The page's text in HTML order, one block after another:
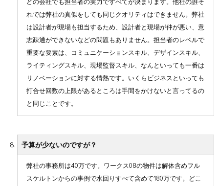
れでは弊社の真似をしても同じクオリティはできません。弊社
は設計者が現場も担当するため、設計者と現場が仲が悪い、意
志疎通ができないなどの問題もありません。担当者のレベルで
重要な要素は、コミュニケーションスキル、デザインスキル、
ライティングスキル、現場監督スキル、なんといっても一番は
リノベーションに対する情熱です。いくらビジネスといっても
打合せ回数の上限があるところは手間をかけないと言ってるの
と同じことです。
予算が少ないのですが？
弊社の事務所は40万です。ワークス08の物件は解体含めフル
スケルトンからの事例で水回りすべて含めて180万です。どこ